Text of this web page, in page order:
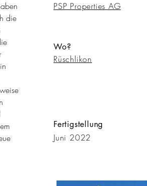
die
PSP Properties AG
Wo?
Rüschlikon
Fertigstellung
Juni 2022